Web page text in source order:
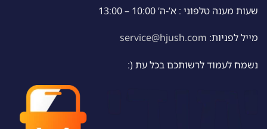
שעות מענה טלפוני : א’-ה’ 10:00 – 13:00
מייל לפניות: service@hjush.com
נשמח לעמוד לרשותכם בכל עת (: